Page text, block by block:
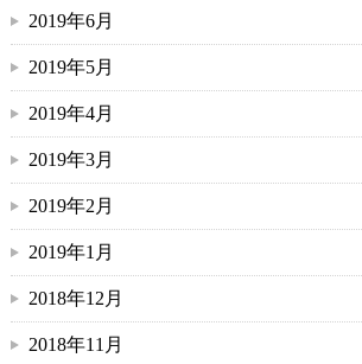
2019年6月
2019年5月
2019年4月
2019年3月
2019年2月
2019年1月
2018年12月
2018年11月